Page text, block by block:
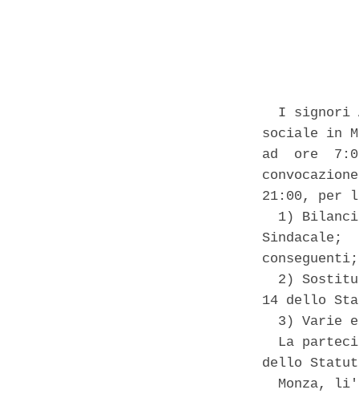
I signori
sociale in
ad  ore
21:00, per
1)
Sindacale;
2)
14 dello
3) Varie
La
dello
Monza,